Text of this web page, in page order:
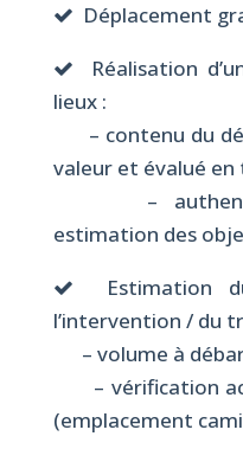
Déplacement
Réalisation
lieux :
– contenu du
valeur et évalué
–
estimation des
Estimation
l’intervention / du
– volume à
– vérification
(emplacement